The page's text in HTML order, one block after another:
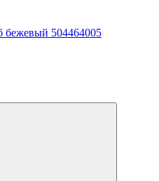
бежевый 504464005